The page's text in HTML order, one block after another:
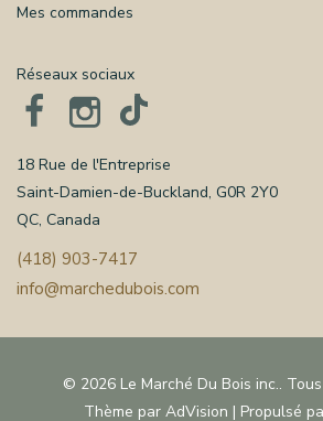
Mes commandes
Réseaux sociaux
18 Rue de l'Entreprise
Saint-Damien-de-Buckland, G0R 2Y0
QC, Canada
(418) 903-7417
info@marchedubois.com
© 2026 Le Marché Du Bois inc..
Thème par AdVision | Propulsé